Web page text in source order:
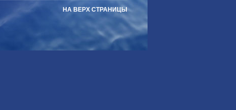
НА ВЕРХ СТРАНИЦЫ